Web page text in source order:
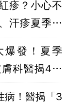
疹？小心不
汗疹夏季最
爆發！夏季
膚科醫揭4大
病！醫揭「3